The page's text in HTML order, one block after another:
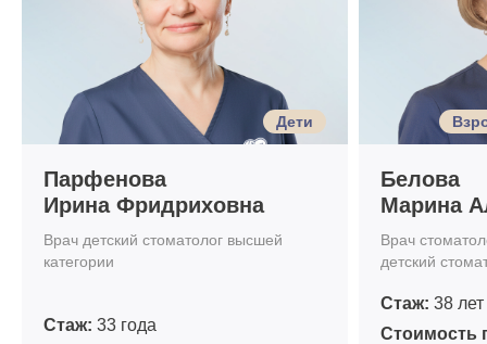
Дети
Парфенова
Ирина Фридриховна
Врач детский стоматолог высшей
категории
Стаж: 33 года
Белова
Марина
Врач
детский
Стаж: 38 лет
Стоимость